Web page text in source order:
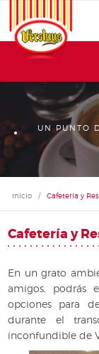
UN PUNTO
Inicio / Cafetería y
Cafetería y
En un grato
amigos, podrás
opciones para
durante el
inconfundible de